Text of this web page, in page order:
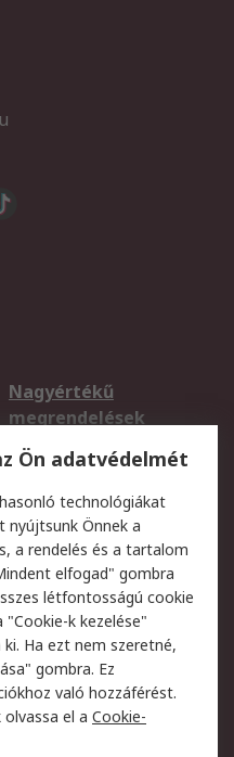
Nagyértékű
megrendelések
Szállítás
Az RS értékesítési
feltételei
Email biztonság
Weboldal felhasználói
szabályzata
Ön adatvédelmét
technológiákat
nyújtsunk Önnek a
a rendelés és a tartalom
elfogad" gombra
létfontosságú cookie
k kezelése"
Ha ezt nem szeretné,
gombra. Ez
való hozzáférést.
el a Cookie-